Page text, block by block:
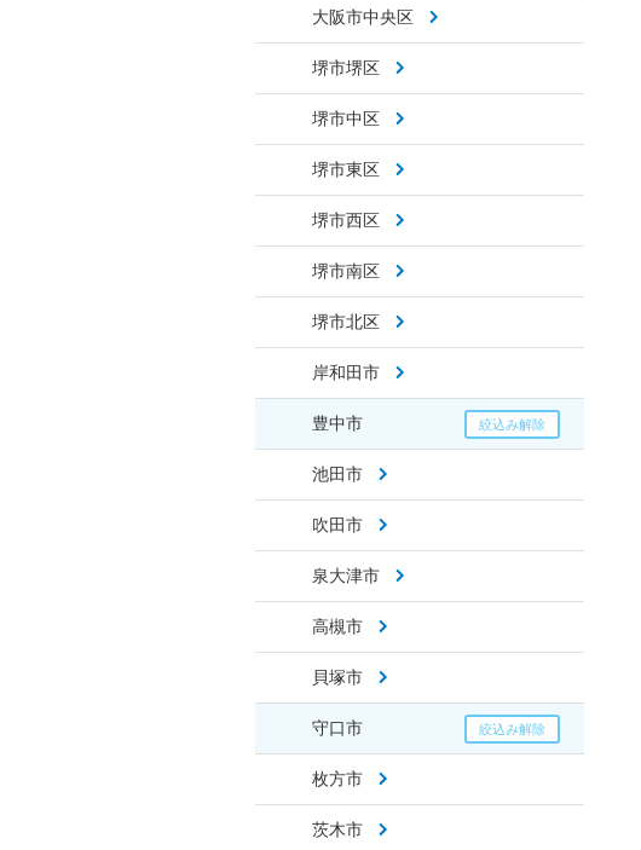
大阪市中央区
堺市堺区
堺市中区
堺市東区
堺市西区
堺市南区
堺市北区
岸和田市
豊中市
池田市
吹田市
泉大津市
高槻市
貝塚市
守口市
枚方市
茨木市